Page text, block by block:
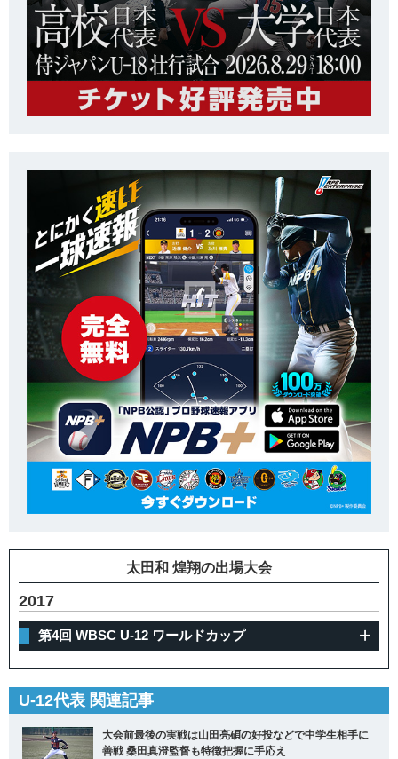
太田和 煌翔の出場大会
2017
第4回 WBSC U-12 ワールドカップ
U-12代表 関連記事
大会前最後の実戦は山田亮碩の好投などで中学生相手に
善戦 桑田真澄監督も特徴把握に手応え